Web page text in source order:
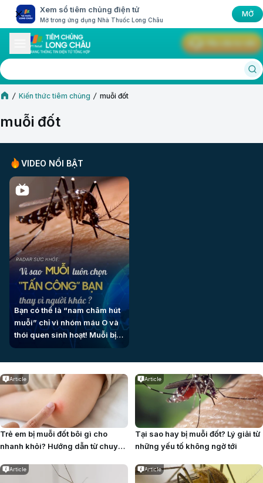
Xem sổ tiêm chủng điện tử
Mở trong ứng dụng Nhà Thuốc Long Châu
MỞ
Kiến thức tiêm chủng muỗi đốt
muỗi đốt
Article
Trẻ em bị muỗi đốt bôi gì cho
nhanh khỏi? Hướng dẫn từ chuyên
Article
Tại sao hay bị muỗi đốt? Lý giải từ
những yếu tố không ngờ tới
Article Article
VIDEO NỔI BẬT
Bạn có thể là “nam châm hút
muỗi” chỉ vì nhóm máu O và
thói quen sinh hoạt! Muỗi bị
thu hút bởi CO₂, mồ hôi, nhiệt
- hãy phòng ngừa thông
minh!